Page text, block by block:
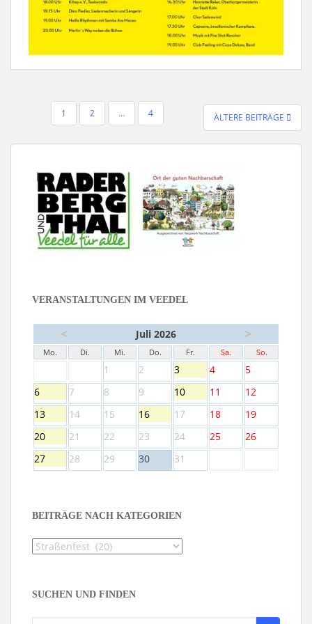
SEITENNUMMERIERUNG
BEITRÄGE
1 2 … 4 ÄLTERE BEITRÄGE
VERANSTALTUNGEN IM VEEDEL
< Juli 2026 >
Mo. Di. Mi. Do. Fr. Sa. So.
1 2 3 4
5
6
7 8 9 10 11
12
13
14 15 16 17 18
19
20
21 22 23 24 25
26
27
28 29 30 31
BEITRÄGE NACH KATEGORIEN
Beiträge
SUCHEN UND FINDEN